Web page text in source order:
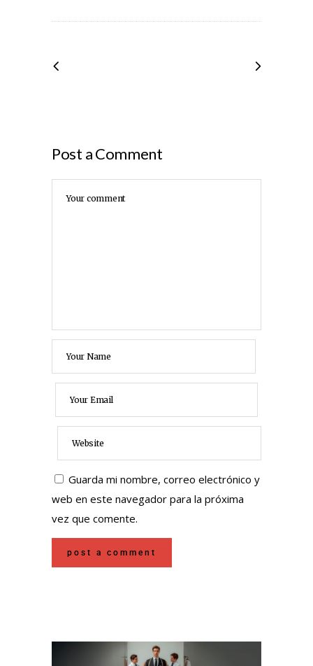
Post a Comment
Guarda mi nombre, correo electrónico y
web en este navegador para la próxima
vez que comente.